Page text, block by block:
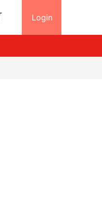
Login